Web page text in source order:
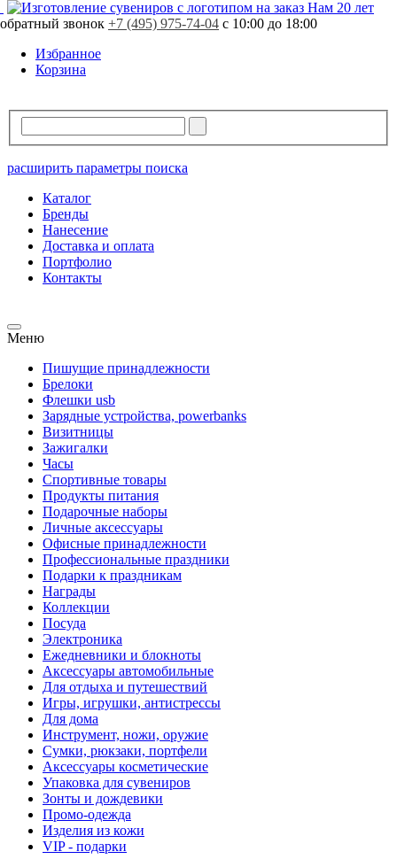
Нам 20 лет
обратный звонок +7 (495) 975-74-04 с 10:00 до 18:00
Избранное
Корзина
расширить параметры поиска
Каталог
Бренды
Нанесение
Доставка и оплата
Портфолио
Контакты
Меню
Пишущие принадлежности
Брелоки
Флешки usb
Зарядные устройства, powerbanks
Визитницы
Зажигалки
Часы
Спортивные товары
Продукты питания
Подарочные наборы
Личные аксессуары
Офисные принадлежности
Профессиональные праздники
Подарки к праздникам
Награды
Коллекции
Посуда
Электроника
Ежедневники и блокноты
Аксессуары автомобильные
Для отдыха и путешествий
Игры, игрушки, антистрессы
Для дома
Инструмент, ножи, оружие
Сумки, рюкзаки, портфели
Аксессуары косметические
Упаковка для сувениров
Зонты и дождевики
Промо-одежда
Изделия из кожи
VIP - подарки